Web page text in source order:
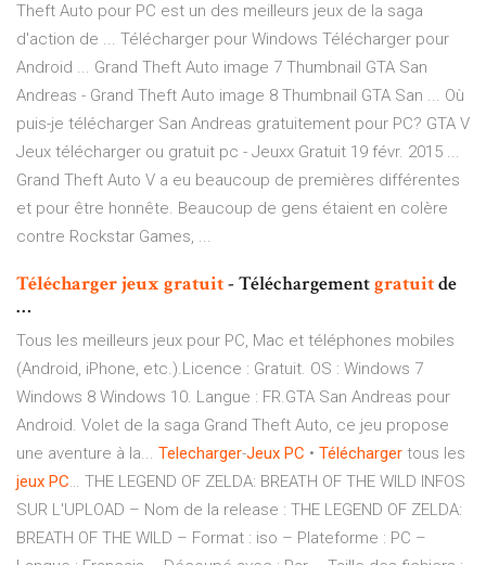
Theft Auto pour PC est un des meilleurs jeux de la saga
d'action de ... Télécharger pour Windows Télécharger pour
Android ... Grand Theft Auto image 7 Thumbnail GTA San
Andreas - Grand Theft Auto image 8 Thumbnail GTA San ... Où
puis-je télécharger San Andreas gratuitement pour PC? GTA V
Jeux télécharger ou gratuit pc - Jeuxx Gratuit 19 févr. 2015 ...
Grand Theft Auto V a eu beaucoup de premières différentes
et pour être honnête. Beaucoup de gens étaient en colère
contre Rockstar Games, ...
Téléchargerjeux gratuit- Téléchargementgratuitde
…
Tous les meilleurs jeux pour PC, Mac et téléphones mobiles
(Android, iPhone, etc.).Licence : Gratuit. OS : Windows 7
Windows 8 Windows 10. Langue : FR.GTA San Andreas pour
Android. Volet de la saga Grand Theft Auto, ce jeu propose
une aventure à la... Telecharger-Jeux PC • Télécharger tous les
jeux PC… THE LEGEND OF ZELDA: BREATH OF THE WILD INFOS
SUR L'UPLOAD – Nom de la release : THE LEGEND OF ZELDA:
BREATH OF THE WILD – Format : iso – Plateforme : PC –